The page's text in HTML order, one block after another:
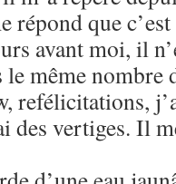
répond que
avant moi, il
même nombre
refélicitations,
des vertiges. Il